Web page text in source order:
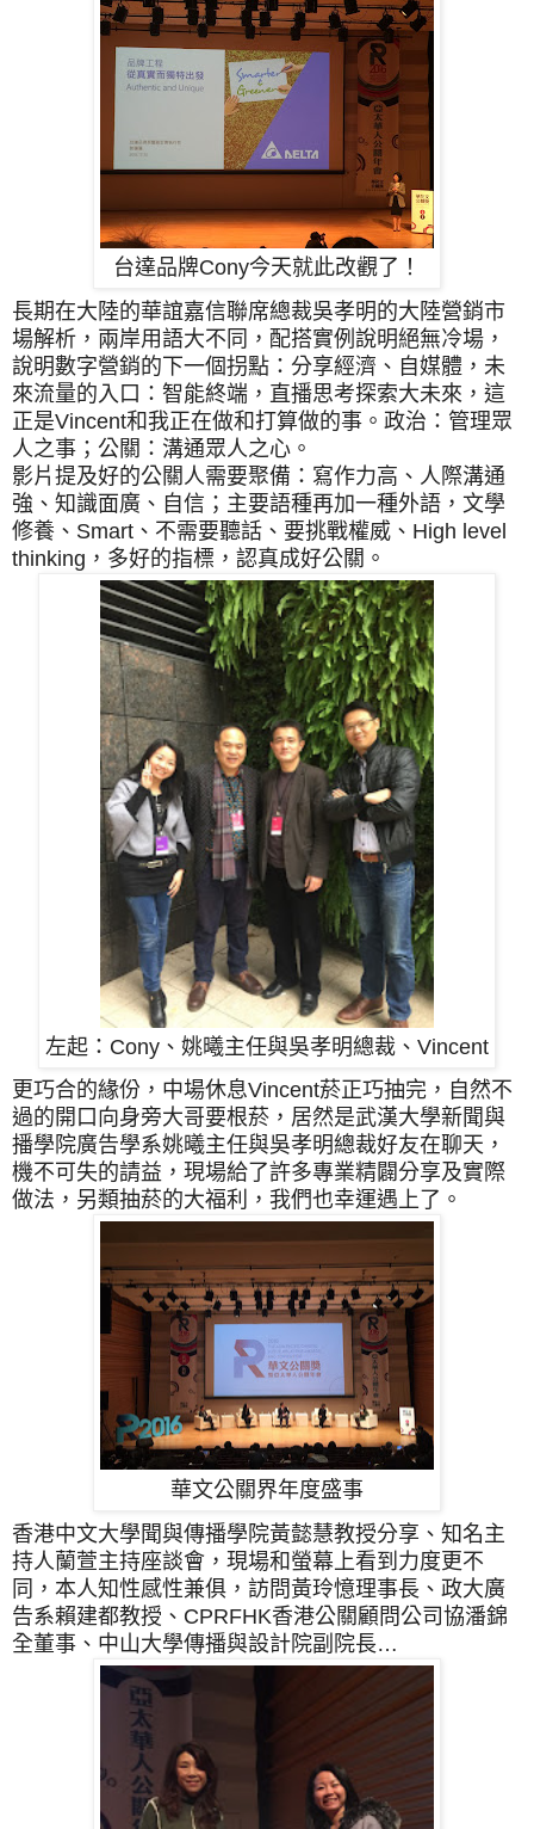
台達品牌Cony今天就此改觀了！
長期在大陸的華誼嘉信聯席總裁吳孝明的大陸營銷市
場解析，兩岸用語大不同，配搭實例說明絕無冷場，
說明數字營銷的下一個拐點：分享經濟、自媒體，未
來流量的入口：智能終端，直播思考探索大未來，這
正是Vincent和我正在做和打算做的事。 政治：管理眾
人之事； 公關：溝通眾人之心。
影片提及好的公關人需要聚備：寫作力高、人際溝通
強、知識面廣、自信；主要語種再加一種外語，文學
修養、Smart、不需要聽話、要挑戰權威、High level
thinking，多好的指標，認真成好公關。
左起：Cony、姚曦主任與吳孝明總裁、Vincent
更巧合的緣份，中場休息Vincent菸正巧抽完，自然不
過的開口向身旁大哥要根菸，居然是武漢大學新聞與
播學院廣告學系姚曦主任與吳孝明總裁好友在聊天，
機不可失的請益，現場給了許多專業精闢分享及實際
做法，另類抽菸的大福利，我們也幸運遇上了。
華文公關界年度盛事
香港中文大學聞與傳播學院黃懿慧教授分享、知名主
持人蘭萱主持座談會，現場和螢幕上看到力度更不
同，本人知性感性兼俱，訪問黃玲憶理事長、政大廣
告系賴建都教授、CPRFHK香港公關顧問公司協潘錦
全董事、中山大學傳播與設計院副院長…